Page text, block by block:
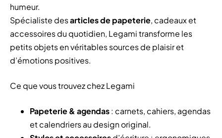
humeur.
Spécialiste desarticles de papeterie, cadeaux et
accessoires du quotidien, Legami transforme les
petits objets en véritables sources de plaisir et
d’émotions positives.
Ce que vous trouvez chez Legami
Papeterie & agendas: carnets, cahiers, agendas
et calendriers au design original.